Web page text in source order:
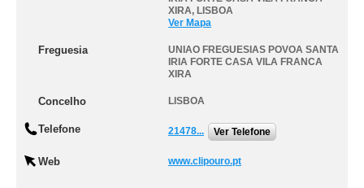
XIRA, LISBOA
Ver Mapa
Freguesia
UNIAO FREGUESIAS POVOA SANTA
IRIA FORTE CASA VILA FRANCA
XIRA
Concelho LISBOA
Telefone 21478... Ver Telefone
Web www.clipouro.pt